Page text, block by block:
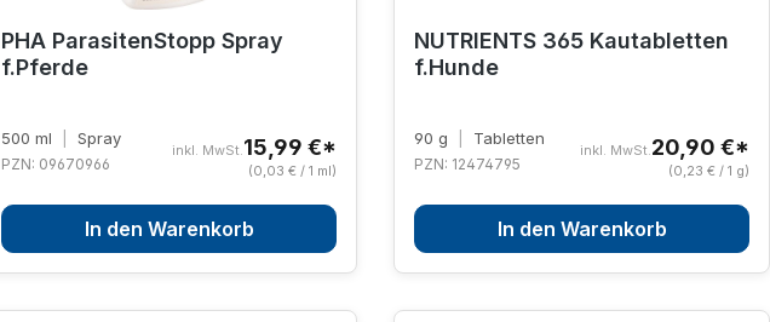
PHA ParasitenStopp Spray
f.Pferde
500 ml Spray
PZN: 09670966
inkl. MwSt.15,99 €*
(0,03 € / 1 ml)
In den Warenkorb
NUTRIENTS 365 Kautabletten
f.Hunde
90 g Tabletten
PZN: 12474795
inkl. MwSt.20,90 €*
(0,23 € / 1 g)
In den Warenkorb